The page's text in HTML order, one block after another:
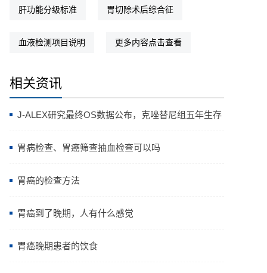
肝功能分级标准 胃切除术后综合征
血液检测项目说明 更多内容点击查看
相关资讯
J-ALEX研究最终OS数据公布，克唑替尼组五年生存
率高达64.11%
胃病检查、胃癌筛查抽血检查可以吗
胃癌的检查方法
胃癌到了晚期，人有什么感觉
胃癌晚期患者的饮食